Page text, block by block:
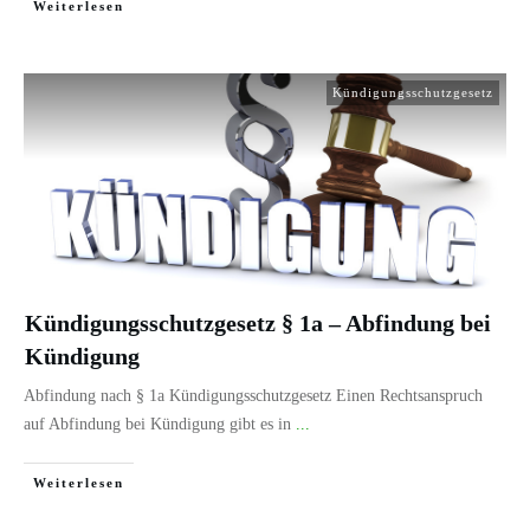
Weiterlesen
Kündigungsschutzgesetz
Kündigungsschutzgesetz § 1a – Abfindung bei
Kündigung
Abfindung nach § 1a Kündigungsschutzgesetz Einen Rechtsanspruch
auf Abfindung bei Kündigung gibt es in
Weiterlesen